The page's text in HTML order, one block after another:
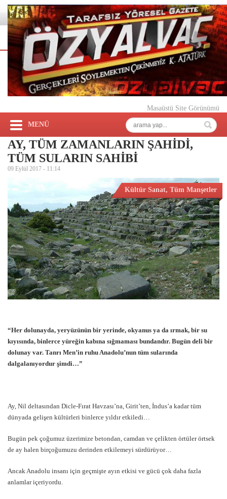
Masaüstü Site Görünümü
MENÜ
AY, TÜM ZAMANLARIN ŞAHİDİ,
TÜM SULARIN SAHİBİ
09 Eylül 2017 - 11:14
Kültür Sanat, Tüm Manşetler
“Her dolunayda, yeryüzünün bir yerinde, okyanus ya da ırmak, bir su
kıyısında, binlerce yüreğin kabına sığmaması bundandır. Bugün deli bir
dolunay var. Tanrı Men’in ruhu Anadolu’nun tüm sularında
dalgalanıyordur şimdi…”
Ay, Nil deltasından Dicle-Fırat Havzası’na, Girit’ten, İndus’a kadar tüm
dünyada gelişen kültürleri binlerce yıldır etkiledi…
Bugün pek çoğumuz üzerimize betondan, camdan ve çelikten örtüler örtsek
de ay halen birçoğumuzu derinden etkilemeyi sürdürüyor…
Ancak Anadolu insanı için geçmişte ayın etkisi ve gücü çok daha fazla
anlamlar içeriyordu.